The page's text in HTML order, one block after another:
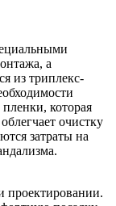
а
из триплекс-
которая
очистку
затраты на
проектировании.